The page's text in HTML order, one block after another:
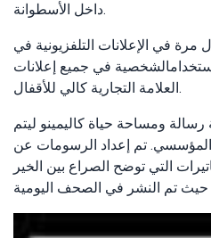
داخل الأسطوانة.
في الإعلانات التلفزيونية في
تم إستخدامالشخصية في جميع إعلانات
العلامة التجارية كالي للأقفال.
توسعة رسالة ومساحة حياة كاليمينو ليتم
المؤسسي. تم إعداد الرسومات عن
التي توضح الصراع بين الخير